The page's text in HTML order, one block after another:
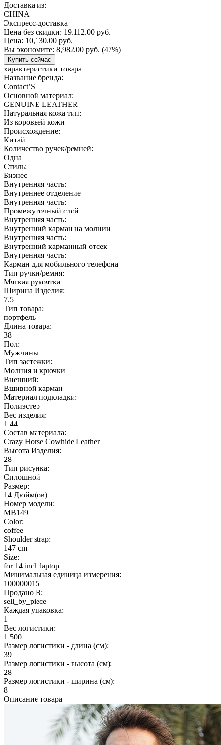
Доставка из:
CHINA
Экспресс-доставка
Цена без скидки: 19,112.00 руб.
Цена: 10,130.00 руб.
Вы экономите: 8,982.00 руб. (47%)
Купить сейчас
характеристики товара
Название бренда:
Contact’S
Основной материал:
GENUINE LEATHER
Натуральная кожа тип:
Из коровьей кожи
Происхождение:
Китай
Количество ручек/ремней:
Одна
Стиль:
Бизнес
Внутренняя часть:
Внутреннее отделение
Внутренняя часть:
Промежуточный слой
Внутренняя часть:
Внутренний карман на молнии
Внутренняя часть:
Внутренний карманный отсек
Внутренняя часть:
Карман для мобильного телефона
Тип ручки/ремня:
Мягкая рукоятка
Ширина Изделия:
7.5
Тип товара:
портфель
Длина товара:
38
Пол:
Мужчины
Тип застежки:
Молния и крючки
Внешний:
Вшивной карман
Материал подкладки:
Полиэстер
Вес изделия:
1.44
Состав материала:
Crazy Horse Cowhide Leather
Высота Изделия:
28
Тип рисунка:
Сплошной
Размер:
14 Дюйм(ов)
Номер модели:
MB149
Color:
coffee
Shoulder strap:
147 cm
Size:
for 14 inch laptop
Минимальная единица измерения:
100000015
Продано В:
sell_by_piece
Каждая упаковка:
1
Вес логистики:
1.500
Размер логистики - длина (см):
39
Размер логистики - высота (см):
28
Размер логистики - ширина (см):
8
Описание товара